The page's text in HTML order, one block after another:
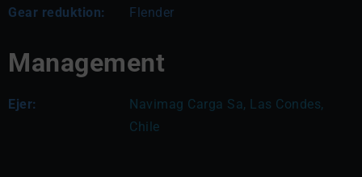
Gear reduktion: Flender
Management
Ejer:
Navimag Carga Sa, Las Condes,
Chile